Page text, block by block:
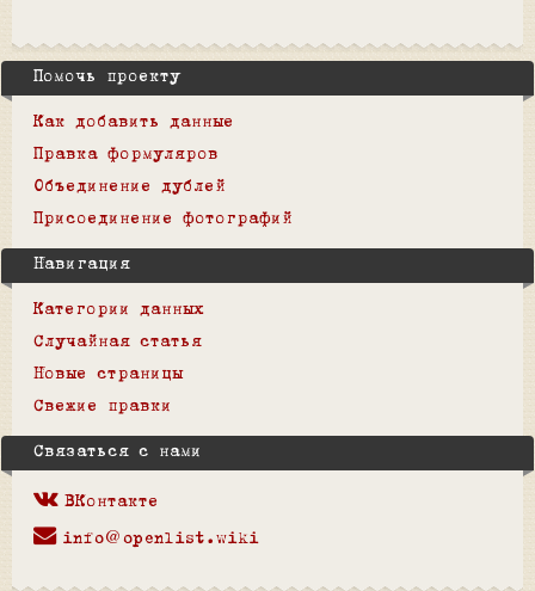
Помочь проекту
Как добавить данные
Правка формуляров
Объединение дублей
Присоединение фотографий
Навигация
Категории данных
Случайная статья
Новые страницы
Свежие правки
Связаться с нами
ВКонтакте
info@openlist.wiki